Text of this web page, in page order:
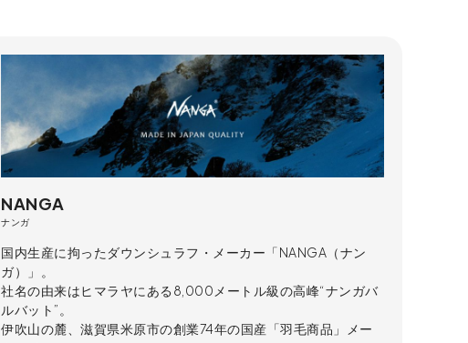
NANGA
ナンガ
国内生産に拘ったダウンシュラフ・メーカー「NANGA（ナン
ガ）」。
社名の由来はヒマラヤにある8,000メートル級の高峰“ナンガバ
ルバット”。
伊吹山の麓、滋賀県米原市の創業74年の国産「羽毛商品」メー